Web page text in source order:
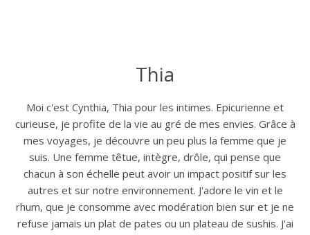
Thia
Moi c'est Cynthia, Thia pour les intimes. Epicurienne et
curieuse, je profite de la vie au gré de mes envies. Grâce à
mes voyages, je découvre un peu plus la femme que je
suis. Une femme têtue, intègre, drôle, qui pense que
chacun à son échelle peut avoir un impact positif sur les
autres et sur notre environnement. J'adore le vin et le
rhum, que je consomme avec modération bien sur et je ne
refuse jamais un plat de pates ou un plateau de sushis. J'ai